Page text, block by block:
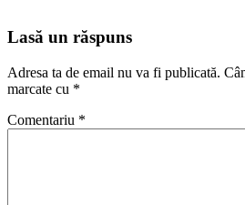
Lasă un răspuns
Adresa ta de email nu va fi publicată.
marcate cu *
Comentariu *